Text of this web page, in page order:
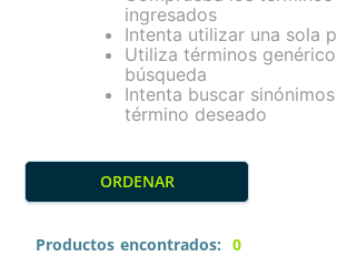
ingresados
Intenta utilizar una sola
Utiliza términos
búsqueda
Intenta buscar
término deseado
0
Productos